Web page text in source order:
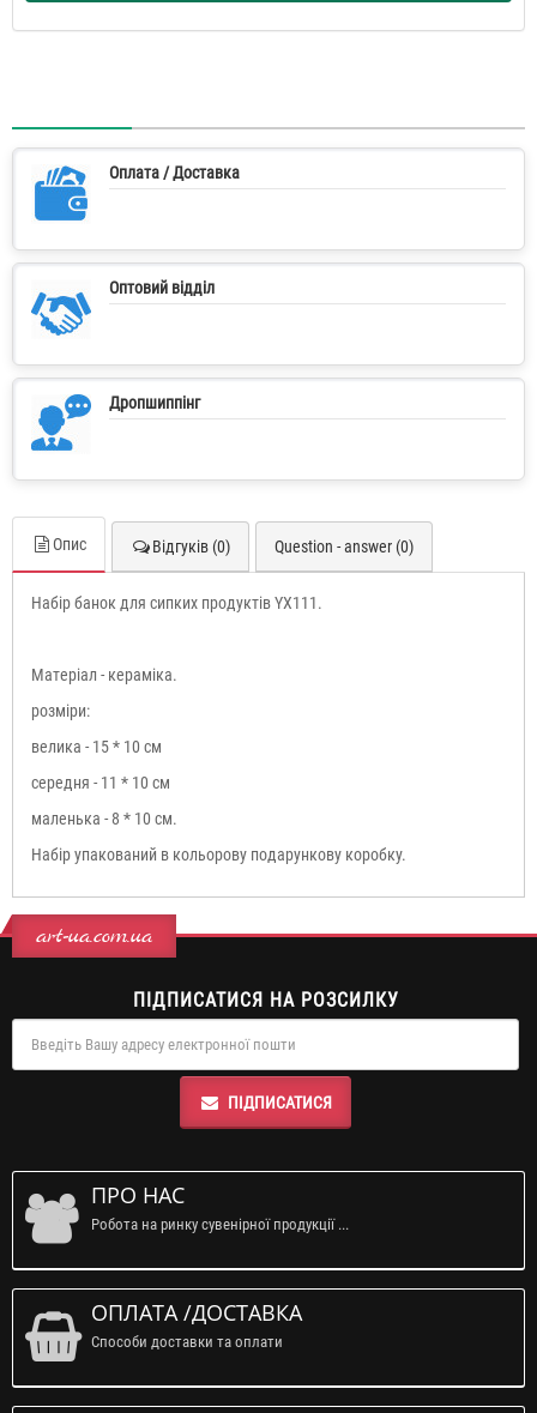
Оплата / Доставка
Оптовий відділ
Дропшиппінг
Опис Відгуків (0) Question - answer (0)
Набір банок для сипких продуктів YX111.
Матеріал - кераміка.
розміри:
велика - 15 * 10 см
середня - 11 * 10 см
маленька - 8 * 10 см.
Набір упакований в кольорову подарункову коробку.
art-ua.com.ua
ПІДПИСАТИСЯ НА РОЗСИЛКУ
ПІДПИСАТИСЯ
ПРО НАС
Робота на ринку сувенірної продукції ...
ОПЛАТА /ДОСТАВКА
Способи доставки та оплати